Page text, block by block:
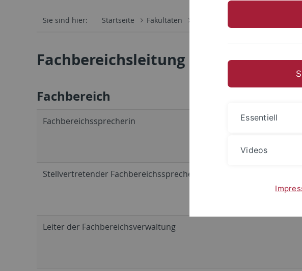
Sie sind hier: Startseite Fakultäten Mathematisch-
Fachbereichsleitung und
Fachbereich
Fachbereichssprecherin
Stellvertretender Fachbereichssprecher
Leiter der Fachbereichsverwaltung
Essentiell
Videos